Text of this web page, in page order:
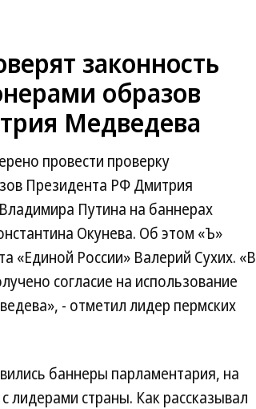
законность
образов
Медведева
провести проверку
Президента РФ Дмитрия
Путина на баннерах
Окунева. Об этом «Ъ»
«Единой России» Валерий Сухих. «В
согласие на использование
- отметил лидер пермских
баннеры парламентария, на
лидерами страны. Как рассказывал